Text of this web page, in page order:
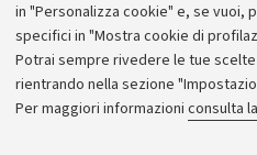
in "Personalizza cookie" e, se vuoi,
specifici in "Mostra cookie di
Potrai sempre rivedere le tue
rientrando nella sezione
Per maggiori informazioni consulta